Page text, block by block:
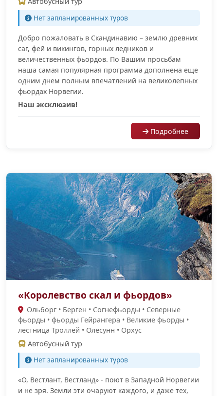
Нет запланированных туров
Добро пожаловать в Скандинавию – землю древних
саг, фей и викингов, горных ледников и
величественных фьордов. По Вашим просьбам
наша самая популярная программа дополнена еще
одним днем полным впечатлений на великолепных
фьордах Норвегии.
Наш эксклюзив!
Подробнее
«Королевство скал и фьордов»
Ольборг • Берген • Согнефьорды • Cеверные
фьорды • фьорды Гейрангера • Великие фьорды •
лестница Троллей • Олесунн • Орхус
Автобусный тур
Нет запланированных туров
«О, Вестлант, Вестланд» - поют в Западной Норвегии
и не зря. Земли эти очаруют каждого, и даже тех,